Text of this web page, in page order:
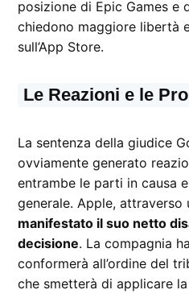
posizione di Epic Games e
chiedono maggiore libertà
sull’App Store.
Le Reazioni e le
La sentenza della giudice
ovviamente generato
entrambe le parti in causa
generale. Apple, attraverso
manifestato il suo netto
decisione. La compagnia
conformerà all’ordine del
che smetterà di applicare